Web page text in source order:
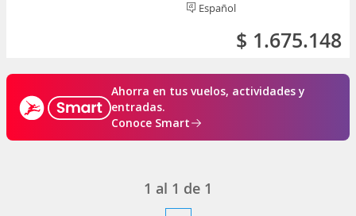
Español
$ 1.675.148
Ahorra en tus vuelos, actividades y
entradas.
Conoce Smart
1 al 1 de 1